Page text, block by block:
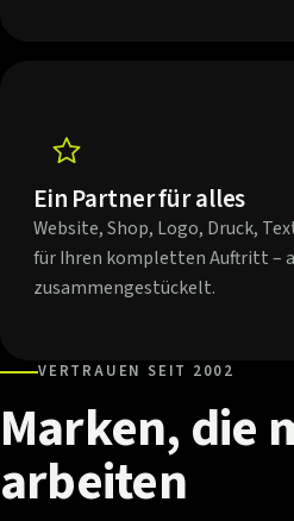
Ein Partner für alles
Website, Shop, Logo, Druck,
für Ihren kompletten Auftritt –
zusammengestückelt.
VERTRAUEN SEIT 2002
Marken,die
arbeiten